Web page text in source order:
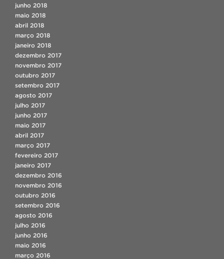
junho 2018
maio 2018
abril 2018
março 2018
janeiro 2018
dezembro 2017
novembro 2017
outubro 2017
setembro 2017
agosto 2017
julho 2017
junho 2017
maio 2017
abril 2017
março 2017
fevereiro 2017
janeiro 2017
dezembro 2016
novembro 2016
outubro 2016
setembro 2016
agosto 2016
julho 2016
junho 2016
maio 2016
março 2016